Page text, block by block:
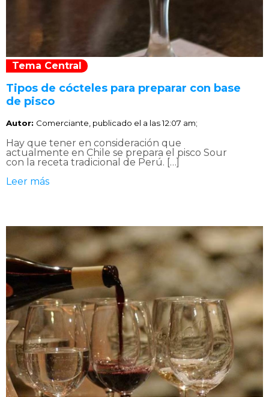
Tema Central
Tipos de cócteles para preparar con base
de pisco
Autor: Comerciante, publicado el a las 12:07 am;
Hay que tener en consideración que
actualmente en Chile se prepara el pisco Sour
con la receta tradicional de Perú. […]
Leer más